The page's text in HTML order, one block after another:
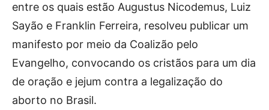
entre os quais estão Augustus Nicodemus, Luiz
Sayão e Franklin Ferreira, resolveu publicar um
manifesto por meio da Coalizão pelo
Evangelho, convocando os cristãos para um dia
de oração e jejum contra a legalização do
aborto no Brasil.